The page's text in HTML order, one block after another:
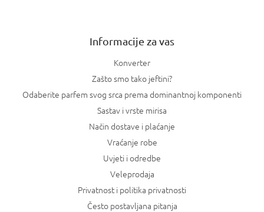
Informacije za vas
Konverter
Zašto smo tako jeftini?
Odaberite parfem svog srca prema dominantnoj komponenti
Sastav i vrste mirisa
Način dostave i plaćanje
Vraćanje robe
Uvjeti i odredbe
Veleprodaja
Privatnost i politika privatnosti
Često postavljana pitanja